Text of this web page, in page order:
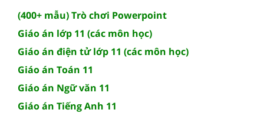
(400+ mẫu) Trò chơi Powerpoint
Giáo án lớp 11 (các môn học)
Giáo án điện tử lớp 11 (các môn học)
Giáo án Toán 11
Giáo án Ngữ văn 11
Giáo án Tiếng Anh 11